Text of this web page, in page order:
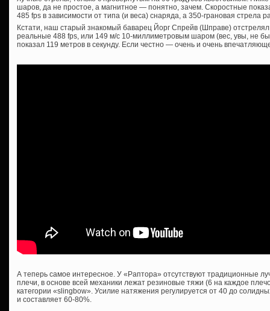
шаров, да не простое, а магнитное — понятно, зачем. Скоростные
485 fps в зависимости от типа (и веса) снаряда, а 350-грановая стрела
Кстати, наш старый знакомый баварец Йорг Спрейв (Шправе)
реальные 488 fps, или 149 м/с 10-миллиметровым шаром (вес, увы, не
показал 119 метров в секунду. Если честно — очень и очень
А теперь самое интересное. У «Раптора» отсутствуют традиционные
плечи, в основе всей механики лежат резиновые тяжи (6 на каждое
категории «slingbow». Усилие натяжения регулируется от 40 до
и составляет 60-80%.